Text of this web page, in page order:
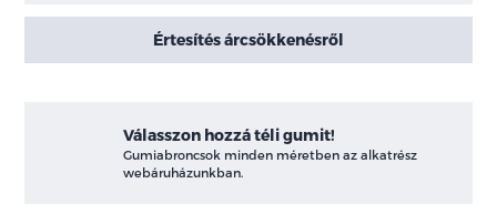
Értesítés árcsökkenésről
Válasszon hozzá téli gumit!
Gumiabroncsok minden méretben az alkatrész
webáruházunkban.